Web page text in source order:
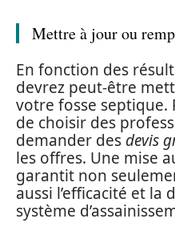
Mettre à jour ou
En fonction des
devrez peut-être
votre fosse septique.
de choisir des
demander des devis
les offres. Une mise
garantit non
aussi l’efficacité et
système